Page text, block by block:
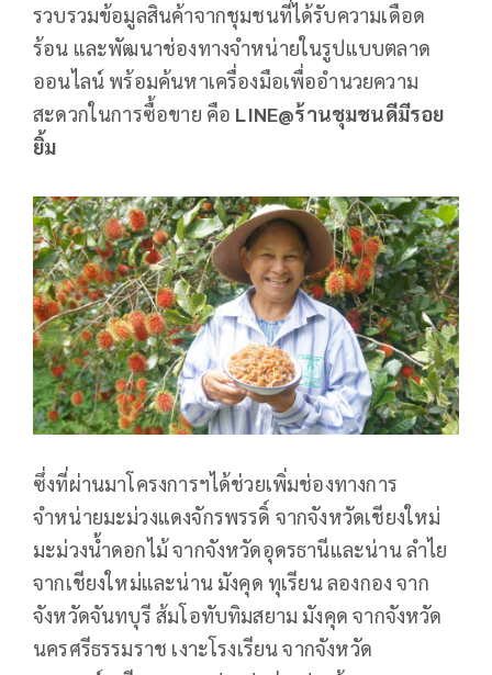
รวบรวมข้อมูลสินค้าจากชุมชนที่ได้รับความเดือด
ร้อน และพัฒนาช่องทางจำหน่ายในรูปแบบตลาด
ออนไลน์ พร้อมค้นหาเครื่องมือเพื่ออำนวยความ
สะดวกในการซื้อขาย คือ LINE@ร้านชุมชนดีมีรอย
ยิ้ม
ซึ่งที่ผ่านมาโครงการฯได้ช่วยเพิ่มช่องทางการ
จำหน่ายมะม่วงแดงจักรพรรดิ์ จากจังหวัดเชียงใหม่
มะม่วงน้ำดอกไม้ จากจังหวัดอุดรธานีและน่าน ลำไย
จากเชียงใหม่และน่าน มังคุด ทุเรียน ลองกอง จาก
จังหวัดจันทบุรี ส้มโอทับทิมสยาม มังคุด จากจังหวัด
นครศรีธรรมราช เงาะโรงเรียน จากจังหวัด